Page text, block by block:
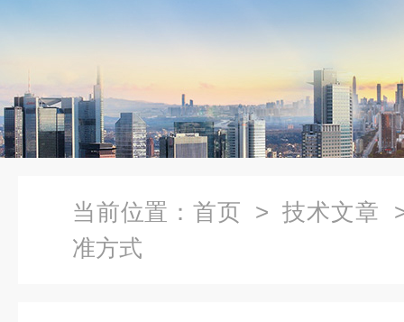
当前位置： 首页 > 技术文章
准方式